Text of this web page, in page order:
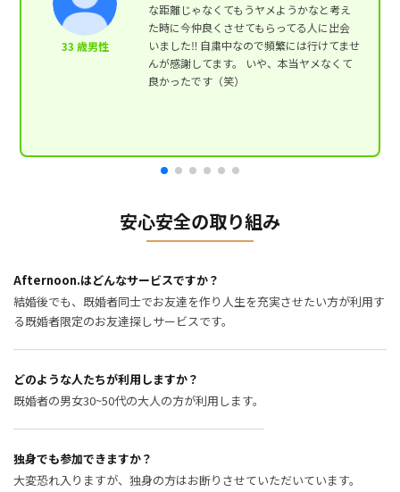
33 歳男性
な距離じゃなくてもうヤメようかなと考え
た時に今仲良くさせてもらってる人に出会
いました‼️ 自粛中なので頻繁には行けてませ
んが感謝してます。 いや、本当ヤメなくて
良かったです（笑）
安心安全の取り組み
Afternoon.はどんなサービスですか？
結婚後でも、既婚者同士でお友達を作り人生を充実させたい方が利用す
る既婚者限定のお友達探しサービスです。
どのような人たちが利用しますか？
既婚者の男女30~50代の大人の方が利用します。
独身でも参加できますか？
大変恐れ入りますが、独身の方はお断りさせていただいています。